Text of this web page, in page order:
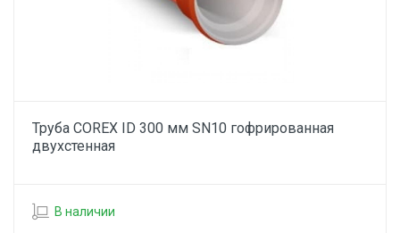
Труба COREX ID 300 мм SN10 гофрированная
двухстенная
В наличии